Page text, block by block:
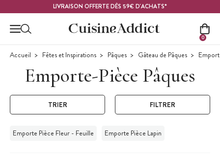
LIVRAISON OFFERTE DÈS 59€ D'ACHATS*
0
Accueil Fêtes et Inspirations Pâques Gâteau de Pâques
Emporte-Pièce Pâques
TRIER FILTRER
Emporte Pièce Fleur - Feuille Emporte Pièce Lapin